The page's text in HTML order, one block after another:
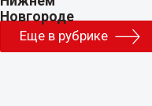
Еще в рубрике